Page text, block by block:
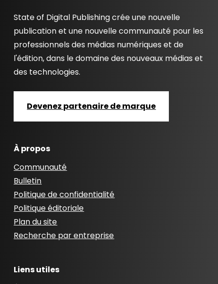
State of Digital Publishing crée une nouvelle
publication et une nouvelle communauté pour les
professionnels des médias numériques et de
l'édition, dans le domaine des nouveaux médias et
des technologies.
Devenez partenaire de marque
À propos
Communauté
Bulletin
Politique de confidentialité
Politique éditoriale
Plan du site
Recherche par entreprise
Liens utiles